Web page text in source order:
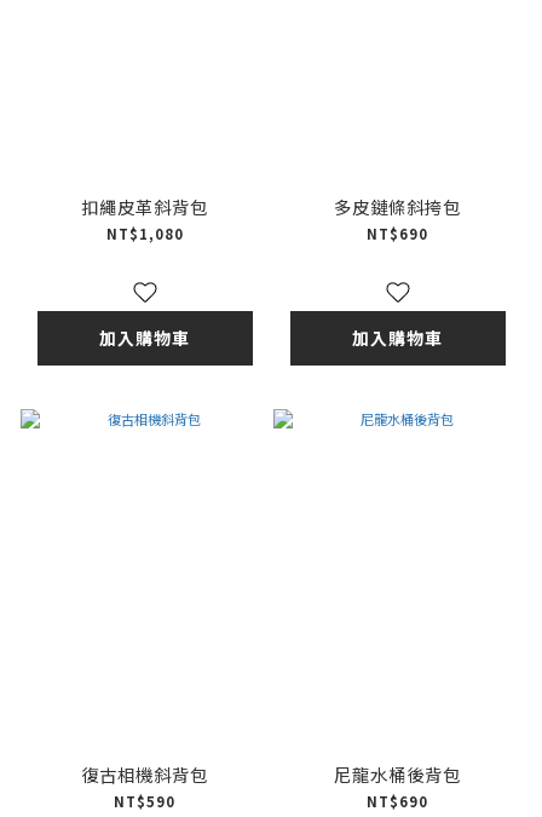
扣繩皮革斜背包
NT$1,080
加入購物車
多皮鏈條斜挎包
NT$690
加入購物車
復古相機斜背包
NT$590
尼龍水桶後背包
NT$690